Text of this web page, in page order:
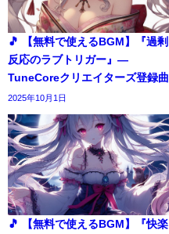
🎵 【無料で使えるBGM】『過剰
反応のラブトリガー』―
TuneCoreクリエイターズ登録曲
2025年10月1日
🎵 【無料で使えるBGM】『快楽